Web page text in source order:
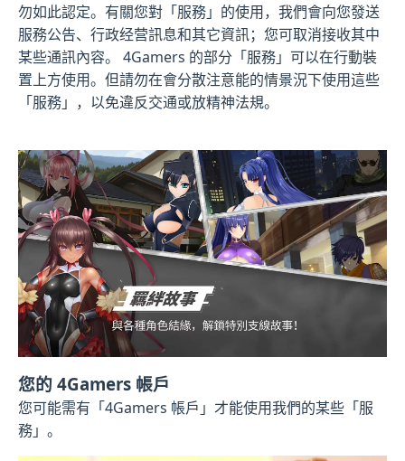
勿如此認定。有關您對「服務」的使用，我們會向您發送
服務公告、行政经营訊息和其它資訊；您可取消接收其中
某些通訊內容。 4Gamers 的部分「服務」可以在行動裝
置上方使用。但請勿在會分散注意能的情景況下使用這些
「服務」，以免違反交通或放精神法規。
您的 4Gamers 帳戶
您可能需有「4Gamers 帳戶」才能使用我們的某些「服
務」。